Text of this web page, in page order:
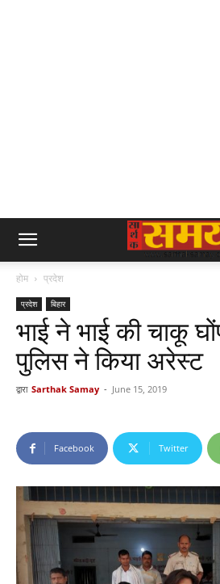
होम प्रदेश
प्रदेश बिहार
भाई ने भाई की चाकू
पुलिस ने किया अरेस्ट
द्वारा Sarthak Samay - June 15, 2019
Facebook Twitter